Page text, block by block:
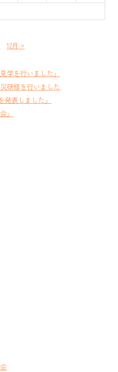
12月 »
学を行いました」
研修を行いました
表しました」
」